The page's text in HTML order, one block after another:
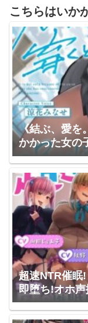
こちらはいか
《結ぶ、愛を
かかった女の
花みなせ 秋
こっこ 御子
超速NTR催眠
即堕ち!オホ
ぽどっちが良